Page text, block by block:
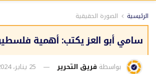
الرئيسية الصورة الحقيقية
سامي أبو العز يكتب: أهمية فلسطين
بواسطة فريق التحرير 25 يناير، 2024